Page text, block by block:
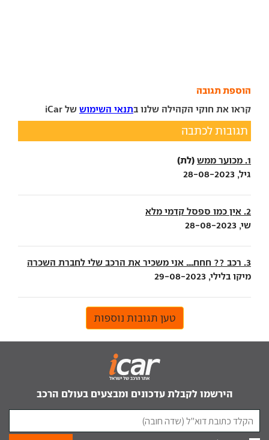
הוספת תגובה
קראו את חוקי הקהילה שלנו בתנאי השימוש של iCar
תגובות לכתבה
1. מכוער ממש (לת)
גיל, 28-08-2023
2. אין כמו ספסל קדמי מלא
שי, 28-08-2023
3. רכב ?? חחח.... אני משכיר את הרכב שלי לחברת השכרה
מיקו בלילי, 29-08-2023
טען תגובות נוספות
הירשמו לקבלת עדכונים ומבצעים בעולם הרכב